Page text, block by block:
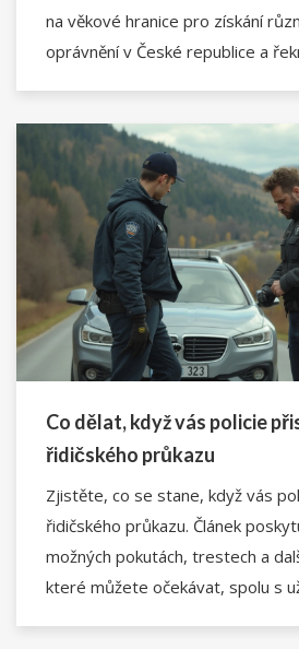
na věkové hranice pro získání
oprávnění v České republice a
Co dělat, když vás policie
řidičského průkazu
Zjistěte, co se stane, když vás
řidičského průkazu. Článek
možných pokutách, trestech a
které můžete očekávat, spolu s